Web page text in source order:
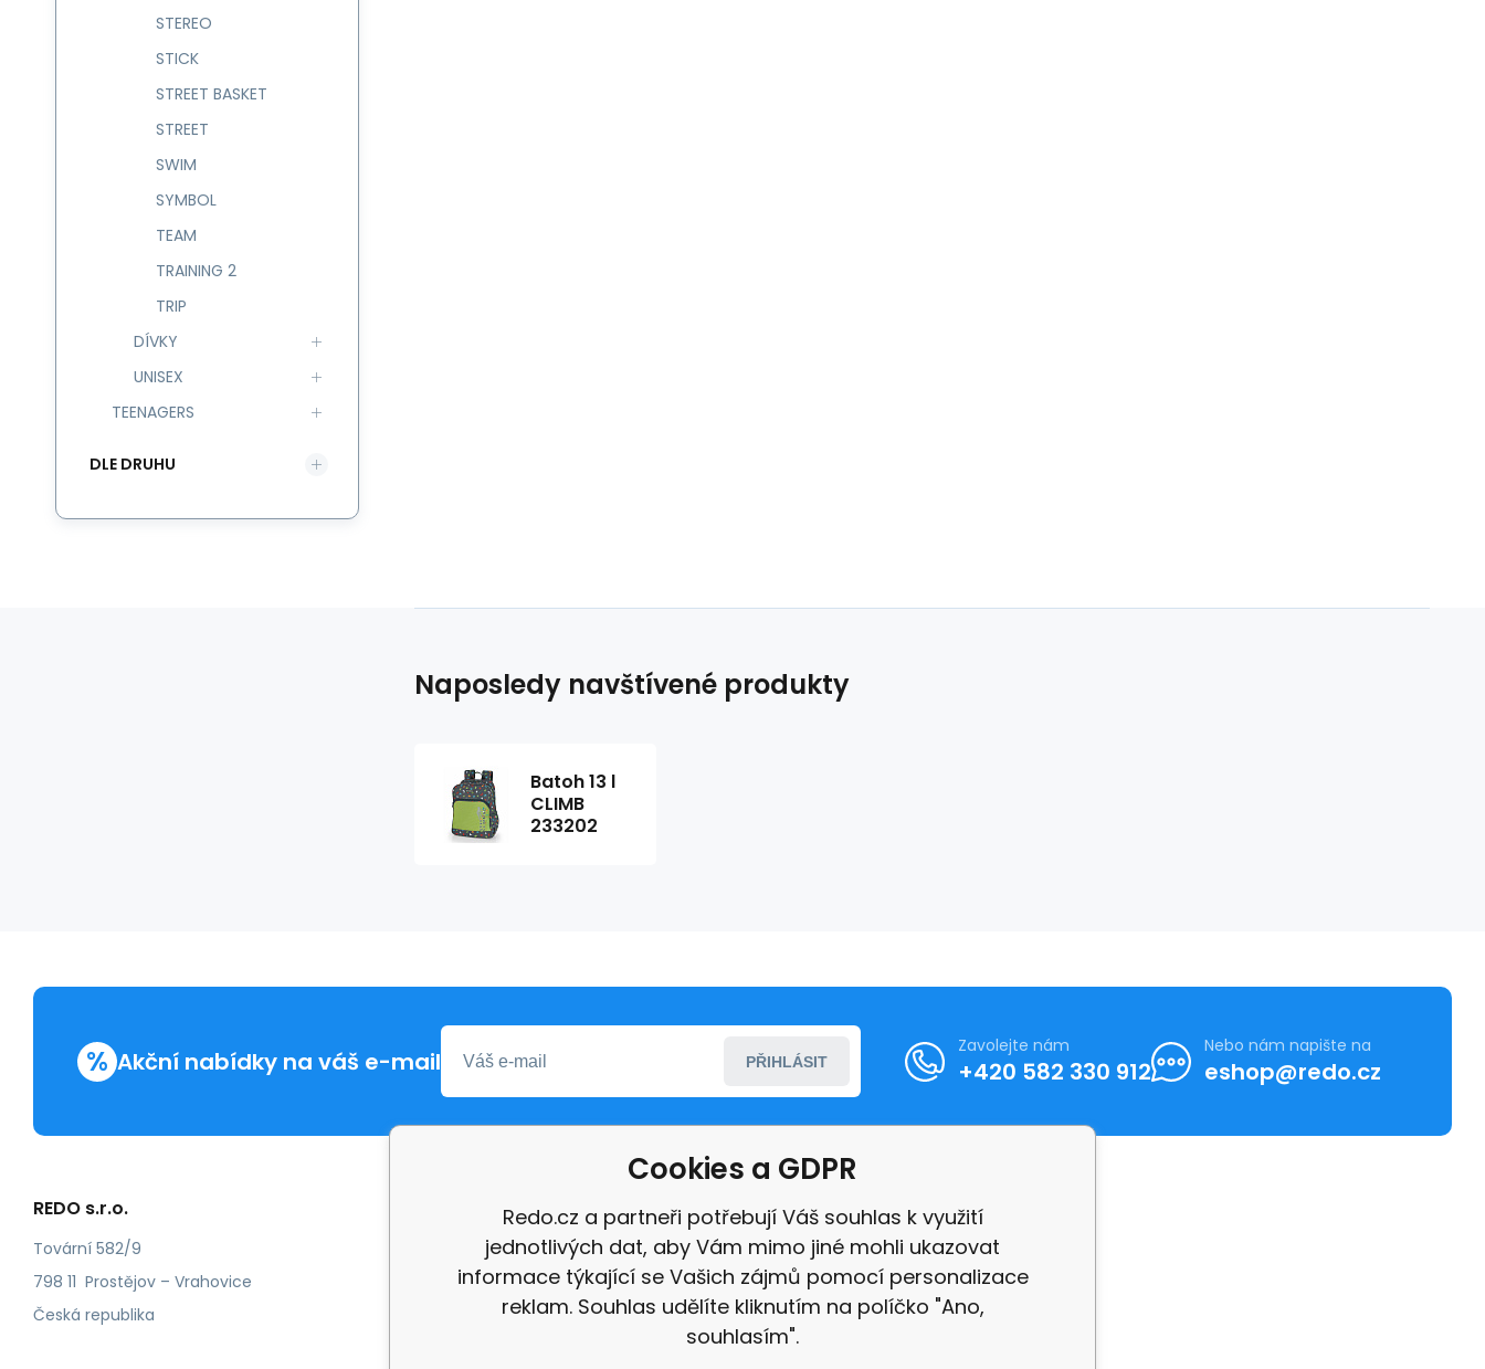
STEREO
STICK
STREET BASKET
STREET
SWIM
SYMBOL
TEAM
TRAINING 2
TRIP
DÍVKY
UNISEX
TEENAGERS
DLE DRUHU
Naposledy navštívené produkty
Batoh 13 l
CLIMB
233202
% Akční nabídky na váš e-mail PŘIHLÁSIT
Zavolejte nám
+420 582 330 912
Nebo nám napište na
eshop@redo.cz
REDO s.r.o.
Tovární 582/9
798 11 Prostějov – Vrahovice
Česká republika
Další informace
Reklamace
Recenze
Cookies a GDPR
Redo.cz a partneři potřebují Váš souhlas k využití
jednotlivých dat, aby Vám mimo jiné mohli ukazovat
informace týkající se Vašich zájmů pomocí personalizace
reklam. Souhlas udělíte kliknutím na políčko "Ano,
souhlasím".